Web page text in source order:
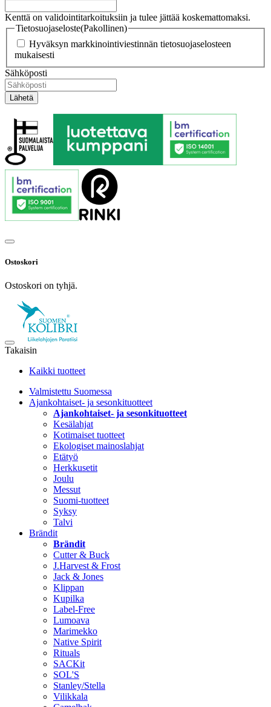
Kenttä on validointitarkoituksiin ja tulee jättää koskemattomaksi.
Tietosuojaseloste(Pakollinen)
Hyväksyn markkinointiviestinnän tietosuojaselosteen
mukaisesti
Sähköposti
Ostoskori
Ostoskori on tyhjä.
Takaisin
Kaikki tuotteet
Valmistettu Suomessa
Ajankohtaiset- ja sesonkituotteet
Ajankohtaiset- ja sesonkituotteet
Kesälahjat
Kotimaiset tuotteet
Ekologiset mainoslahjat
Etätyö
Herkkusetit
Joulu
Messut
Suomi-tuotteet
Syksy
Talvi
Brändit
Brändit
Cutter & Buck
J.Harvest & Frost
Jack & Jones
Klippan
Kupilka
Label-Free
Lumoava
Marimekko
Native Spirit
Rituals
SACKit
SOL'S
Stanley/Stella
Vilikkala